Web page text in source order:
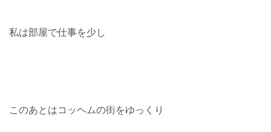
私は部屋で仕事を少し
このあとはコッヘムの街をゆっくり